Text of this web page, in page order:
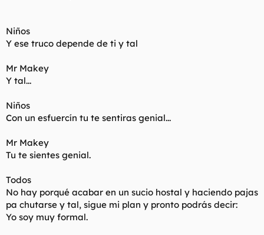
Niños
Y ese truco depende de ti y tal
Mr Makey
Y tal...
Niños
Con un esfuercín tu te sentiras genial...
Mr Makey
Tu te sientes genial.
Todos
No hay porqué acabar en un sucio hostal y haciendo pajas
pa chutarse y tal, sigue mi plan y pronto podrás decir:
Yo soy muy formal.